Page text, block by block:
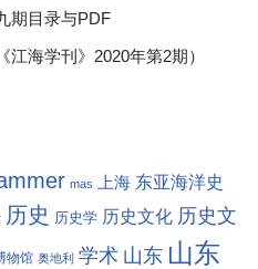
期目录与PDF
江海学刊》2020年第2期）
mas 上海 东亚海洋史
历史 历史学 历史文化 历史文
物馆 奥地利 学术 山东 山东